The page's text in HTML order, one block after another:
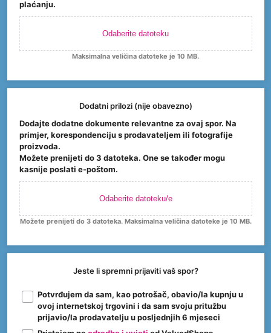
plaćanju.
Odaberite datoteku
Maksimalna veličina datoteke je 10 MB.
Dodatni prilozi (nije obavezno)
Dodajte dodatne dokumente relevantne za ovaj spor. Na
primjer, korespondenciju s prodavateljem ili fotografije
proizvoda.
Možete prenijeti do 3 datoteka. One se također mogu
kasnije poslati e-poštom.
Odaberite datoteku/e
Možete prenijeti do 3 datoteka. Maksimalna veličina datoteke je 10 MB.
Jeste li spremni prijaviti vaš spor?
Potvrđujem da sam, kao potrošač, obavio/la kupnju u
ovoj internetskoj trgovini i da sam svoju pritužbu
prijavio/la prodavatelju u posljednjih 6 mjeseci